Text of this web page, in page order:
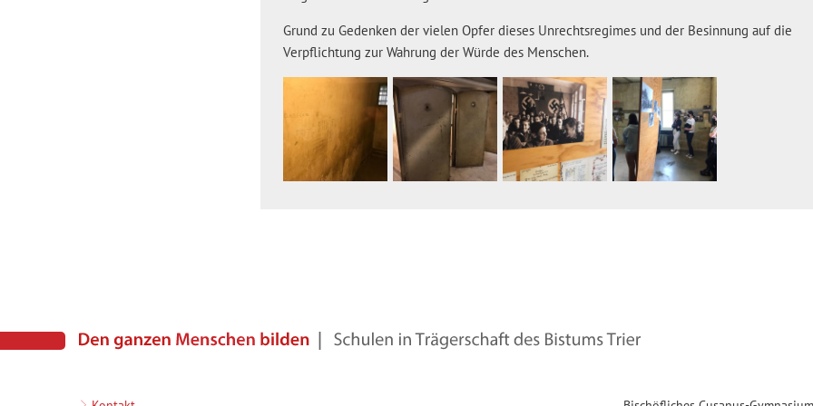
Grund zu Gedenken der vielen Opfer dieses Unrechtsregimes und der Besinnung auf die
Verpflichtung zur Wahrung der Würde des Menschen.